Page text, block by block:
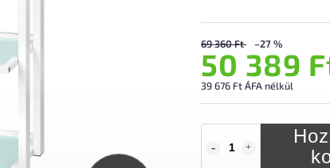
69 360 Ft –27 %
50 389
39 676 Ft ÁFA nélkül